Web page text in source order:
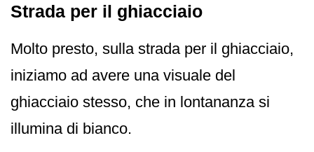
Strada per il ghiacciaio
Molto presto, sulla strada per il ghiacciaio,
iniziamo ad avere una visuale del
ghiacciaio stesso, che in lontananza si
illumina di bianco.